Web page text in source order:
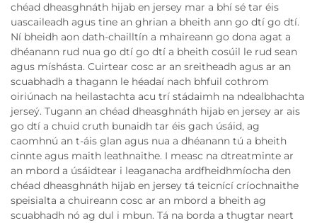
chéad dheasghnáth hijab en jersey mar a bhí sé tar éis
uascaileadh agus tine an ghrian a bheith ann go dtí go dtí.
Ní bheidh aon dath-chailltín a mhaireann go dona agat a
dhéanann rud nua go dtí go dtí a bheith cosúil le rud sean
agus míshásta. Cuirtear cosc ar an sreitheadh agus ar an
scuabhadh a thagann le héadaí nach bhfuil cothrom
oiriúnach na heilastachta acu trí stádaimh na ndealbhachta
jerseý. Tugann an chéad dheasghnáth hijab en jersey ar ais
go dtí a chuid cruth bunaidh tar éis gach úsáid, ag
caomhnú an t-áis glan agus nua a dhéanann tú a bheith
cinnte agus maith leathnaithe. I measc na dtreatminte ar
an mbord a úsáidtear i leaganacha ardfheidhmíocha den
chéad dheasghnáth hijab en jersey tá teicnící críochnaithe
speisialta a chuireann cosc ar an mbord a bheith ag
scuabhadh nó ag dul i mbun. Tá na borda a thugtar neart